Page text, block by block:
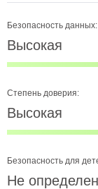
Безопасность данных:
Высокая
Степень доверия:
Высокая
Безопасность для
Не